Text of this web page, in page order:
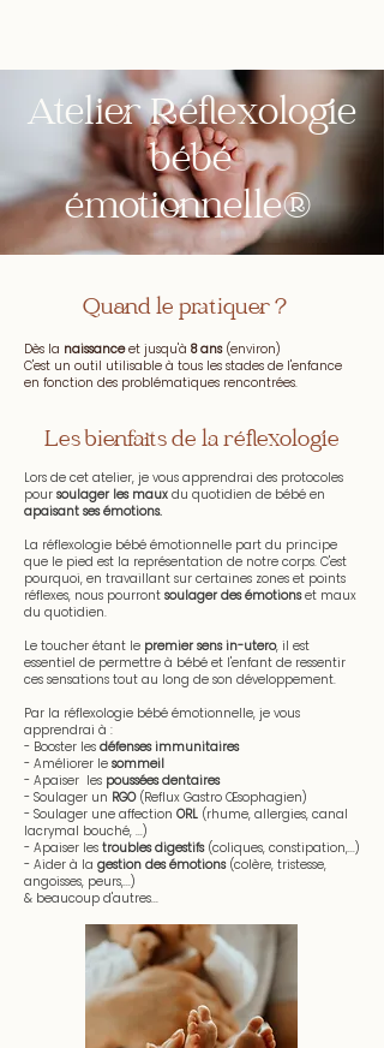
Atelier Réflexologie
bébé
émotionnelle®
Quand le pratiquer ?
Dès la naissanceet jusqu'à 8 ans (environ)
C'est un outil utilisable à tous les stades de l'enfance
en fonction des problématiques rencontrées.
Les bienfaits de la réflexologie
Lors de cet atelier, je vous apprendrai des protocoles
pour soulager les maux du quotidien de bébé en
apaisant ses émotions.
La réflexologie bébé émotionnelle part du principe
que le pied est la représentation de notre corps. C'est
pourquoi, en travaillant sur certaines zones et points
réflexes, nous pourront soulager des émotionset maux
du quotidien.
Le toucher étant le premier sens in-utero, il est
essentiel de permettre à bébé et l'enfant de ressentir
ces sensations tout au long de son développement.
Par la réflexologie bébé émotionnelle, je vous
apprendrai à :
- Booster les défenses immunitaires
- Améliorer le sommeil
- Apaiser les poussées dentaires
- Soulager un RGO (Reflux Gastro Œsophagien)
- Soulager une affection ORL (rhume, allergies, canal
lacrymal bouché, ...)
- Apaiser les troubles digestifs(coliques, constipation,...)
- Aider à la gestion des émotions(colère, tristesse,
angoisses, peurs,...)
& beaucoup d'autres...